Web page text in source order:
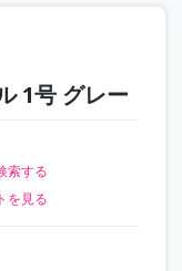
1号 グレー
索する
を見る